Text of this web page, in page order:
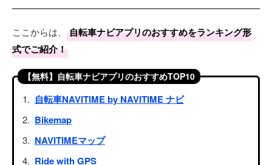
ここからは、
自転車ナビアプリのおすすめをランキング形
式でご紹介！
【無料】自転車ナビアプリのおすすめTOP10
自転車NAVITIME by NAVITIME ナビ
Bikemap
NAVITIMEマップ
Ride with GPS